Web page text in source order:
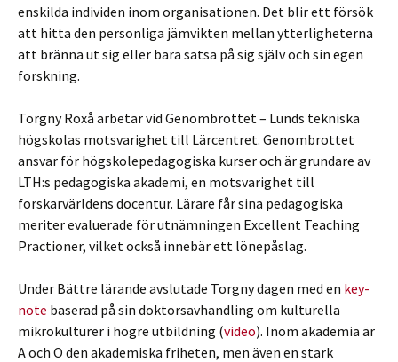
enskilda individen inom organisationen. Det blir ett försök
att hitta den personliga jämvikten mellan ytterligheterna
att bränna ut sig eller bara satsa på sig själv och sin egen
forskning.
Torgny Roxå arbetar vid Genombrottet – Lunds tekniska
högskolas motsvarighet till Lärcentret. Genombrottet
ansvar för högskolepedagogiska kurser och är grundare av
LTH:s pedagogiska akademi, en motsvarighet till
forskarvärldens docentur. Lärare får sina pedagogiska
meriter evaluerade för utnämningen Excellent Teaching
Practioner, vilket också innebär ett lönepåslag.
Under Bättre lärande avslutade Torgny dagen med en key-
note baserad på sin doktorsavhandling om kulturella
mikrokulturer i högre utbildning (video). Inom akademia är
A och O den akademiska friheten, men även en stark